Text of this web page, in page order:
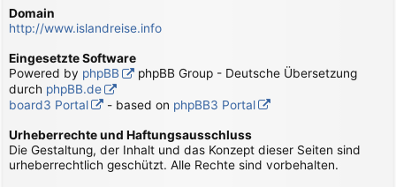
Domain
http://www.islandreise.info
Eingesetzte Software
Powered by phpBB
phpBB Group - Deutsche Übersetzung
durch phpBB.de
board3 Portal
- based on phpBB3 Portal
Urheberrechte und Haftungsausschluss
Die Gestaltung, der Inhalt und das Konzept dieser Seiten sind
urheberrechtlich geschützt. Alle Rechte sind vorbehalten.